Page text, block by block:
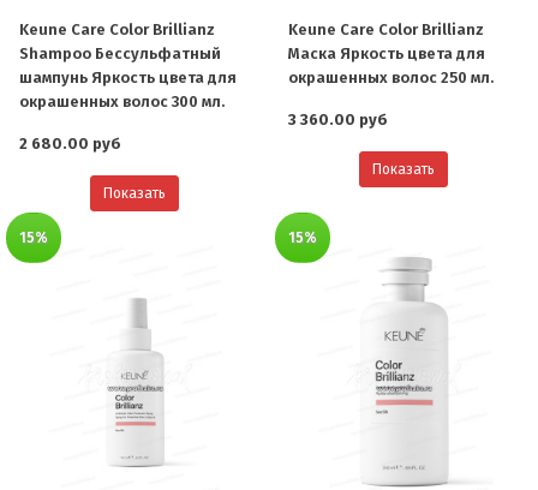
Keune Care Color Brillianz
Shampoo Бессульфатный
шампунь Яркость цвета для
окрашенных волос 300 мл.
2 680.00 руб
Показать
Keune Care Color Brillianz
Маска Яркость цвета для
окрашенных волос 250 мл.
3 360.00 руб
Показать
15% 15%